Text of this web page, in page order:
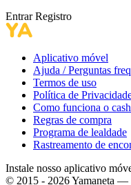
Entrar Registro
Aplicativo móvel
Ajuda / Perguntas
Termos de uso
Política de
Como funciona o
Regras de compra
Programa de lealdade
Rastreamento de
Instale nosso aplicativo
© 2015 - 2026 Yamaneta —